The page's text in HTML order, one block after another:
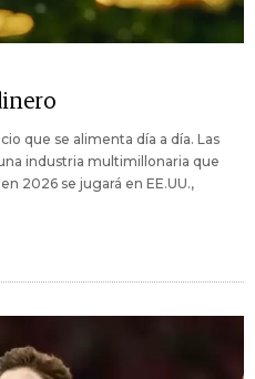
que se alimenta día a día. Las
industria multimillonaria que
2026 se jugará en EE.UU.,